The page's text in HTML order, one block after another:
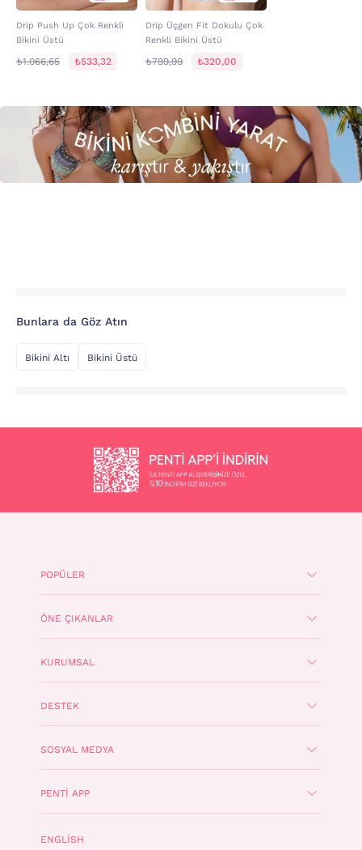
Drip Push Up Çok Renkli
Bikini Üstü
₺1.066,65 ₺533,32
Drip Üçgen Fit Dokulu Çok
Renkli Bikini Üstü
₺799,99 ₺320,00
Bunlara da Göz Atın
Bikini Altı Bikini Üstü
POPÜLER
ÖNE ÇIKANLAR
KURUMSAL
DESTEK
SOSYAL MEDYA
PENTI APP
ENGLISH